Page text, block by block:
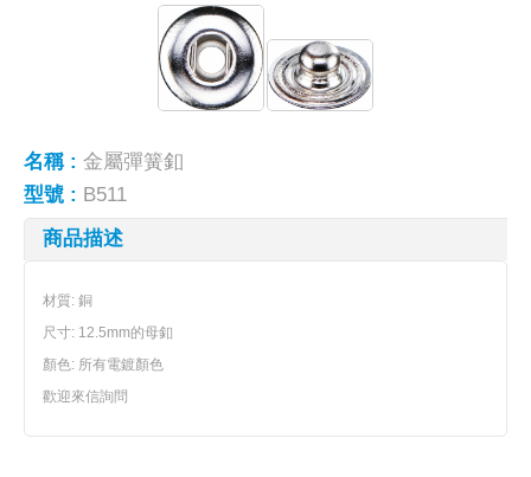
名稱 : 金屬彈簧釦
型號 : B511
商品描述
材質: 銅
尺寸: 12.5mm的母釦
顏色: 所有電鍍顏色
歡迎來信詢問